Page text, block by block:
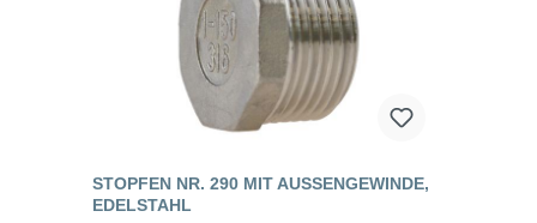
STOPFEN NR. 290 MIT AUSSENGEWINDE, E
DELSTAHL